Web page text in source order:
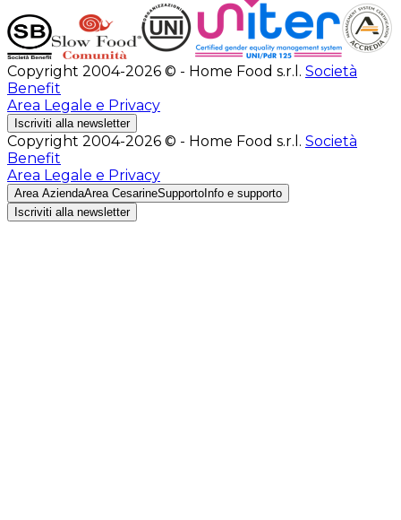
Copyright 2004-2026 © - Home Food s.r.l. Società
Benefit
Area Legale e Privacy
Iscriviti alla newsletter
Copyright 2004-2026 © - Home Food s.r.l. Società
Benefit
Area Legale e Privacy
Area AziendaArea CesarineSupporto Info e supporto
Iscriviti alla newsletter